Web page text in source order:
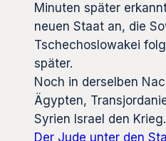
Minuten später
neuen Staat an, die
Tschechoslowakei
später.
Noch in derselben
Ägypten,
Syrien Israel den Krieg.
Der Jude unter den